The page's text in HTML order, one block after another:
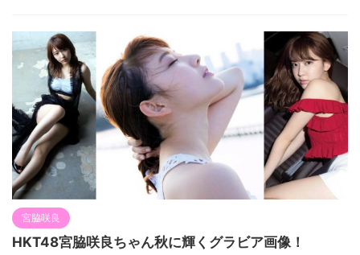
宮脇咲良
HKT48宮脇咲良ちゃん秋に輝くグラビア画像！